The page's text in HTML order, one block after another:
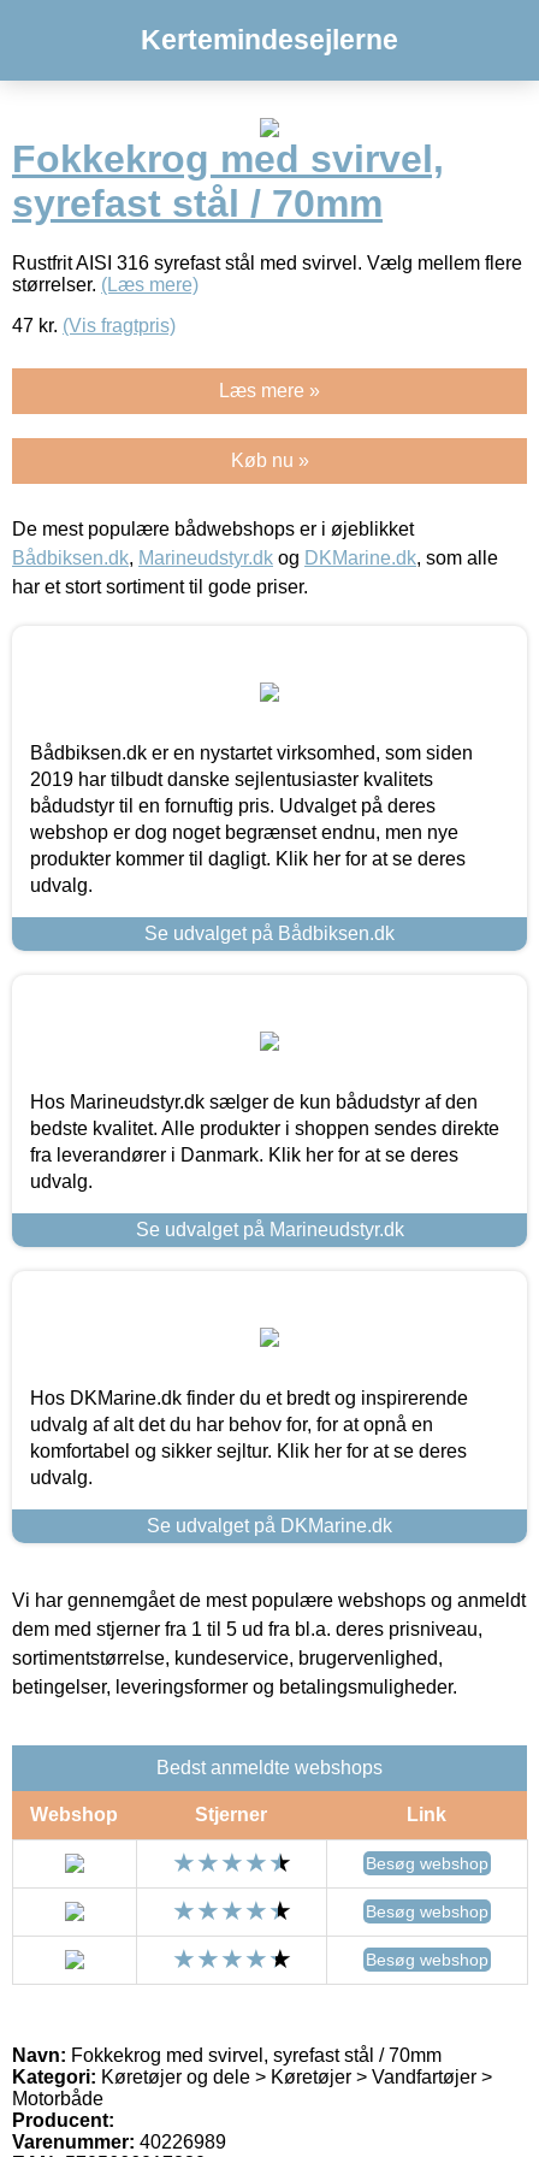
Kertemindesejlerne
Fokkekrog med svirvel,
syrefast stål / 70mm
Rustfrit AISI 316 syrefast stål med svirvel. Vælg mellem flere
størrelser. (Læs mere)
47 kr. (Vis fragtpris)
Læs mere »
Køb nu »
De mest populære bådwebshops er i øjeblikket
Bådbiksen.dk, Marineudstyr.dk og DKMarine.dk, som alle
har et stort sortiment til gode priser.
Bådbiksen.dk er en nystartet virksomhed, som siden
2019 har tilbudt danske sejlentusiaster kvalitets
bådudstyr til en fornuftig pris. Udvalget på deres
webshop er dog noget begrænset endnu, men nye
produkter kommer til dagligt. Klik her for at se deres
udvalg.
Se udvalget på Bådbiksen.dk
Hos Marineudstyr.dk sælger de kun bådudstyr af den
bedste kvalitet. Alle produkter i shoppen sendes direkte
fra leverandører i Danmark. Klik her for at se deres
udvalg.
Se udvalget på Marineudstyr.dk
Hos DKMarine.dk finder du et bredt og inspirerende
udvalg af alt det du har behov for, for at opnå en
komfortabel og sikker sejltur. Klik her for at se deres
udvalg.
Se udvalget på DKMarine.dk
Vi har gennemgået de mest populære webshops og anmeldt
dem med stjerner fra 1 til 5 ud fra bl.a. deres prisniveau,
sortimentstørrelse, kundeservice, brugervenlighed,
betingelser, leveringsformer og betalingsmuligheder.
Bedst anmeldte webshops
Webshop Stjerner Link
Besøg webshop
Besøg webshop
Besøg webshop
Navn: Fokkekrog med svirvel, syrefast stål / 70mm
Kategori: Køretøjer og dele > Køretøjer > Vandfartøjer >
Motorbåde
Producent:
Varenummer: 40226989